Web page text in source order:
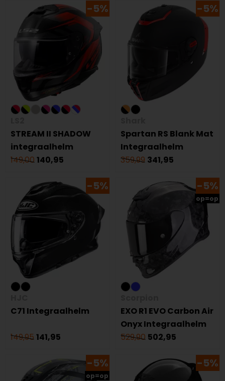
-5%
STREAM II SHADOW
integraalhelm
149,00140,95
-5%
Spartan RS Blank Mat
Integraalhelm
359,99 341,95
-5%
C71 Integraalhelm
149,95 141,95
-5%
op=op
EXO R1 EVO Carbon Air
Onyx Integraalhelm
529,90 502,95
-5%
op=op
-5%